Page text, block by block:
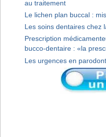
au traitement
Le lichen plan buccal :
Les soins dentaires chez
Prescription
bucco-dentaire : «la
Les urgences en